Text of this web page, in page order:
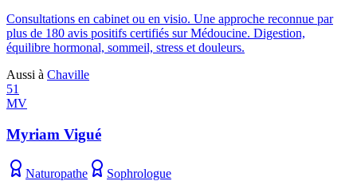
Consultations en cabinet ou en visio. Une approche reconnue par
plus de 180 avis positifs certifiés sur Médoucine. Digestion,
équilibre hormonal, sommeil, stress et douleurs.
Aussi à Chaville
51
MV
Myriam Vigué
Naturopathe
Sophrologue